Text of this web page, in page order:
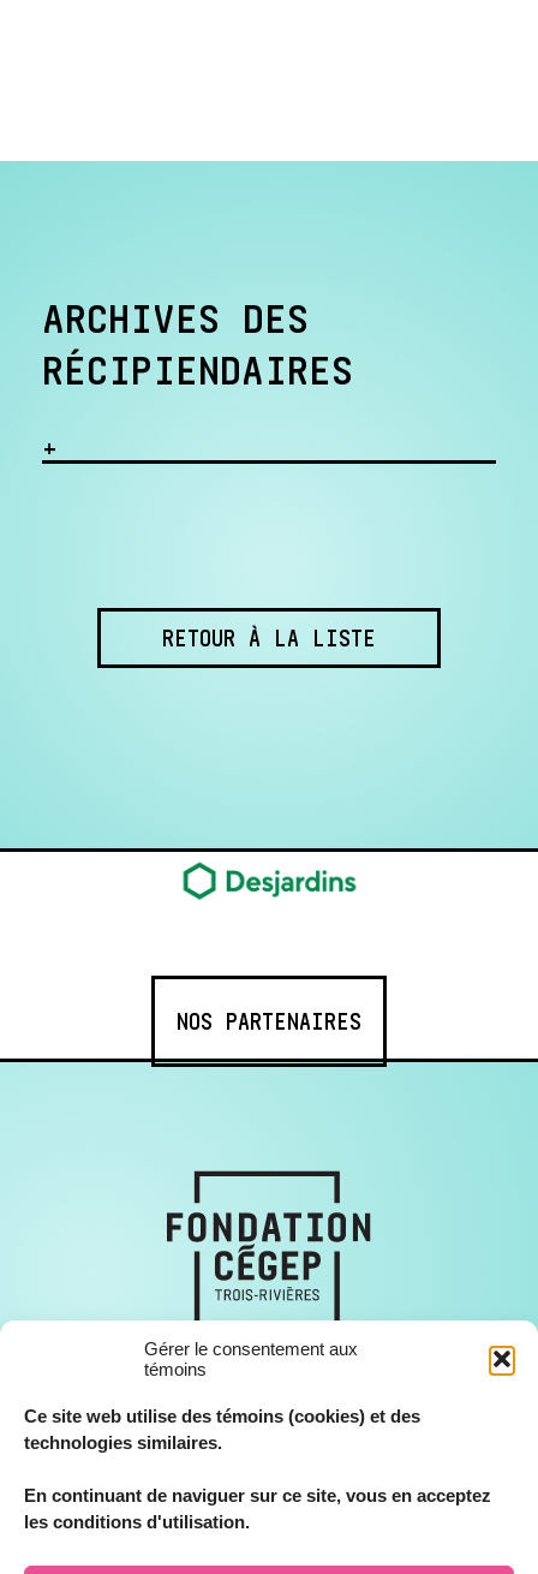
Gérer le consentement aux
témoins
Ce site web utilise des témoins (cookies) et des
technologies similaires.
En continuant de naviguer sur ce site, vous en acceptez
les conditions d'utilisation.
ARCHIVES DES
RÉCIPIENDAIRES
RETOUR À LA LISTE
NOS PARTENAIRES
© Fondation Cégep Trois-Rivières, tous droits réservés 2026.